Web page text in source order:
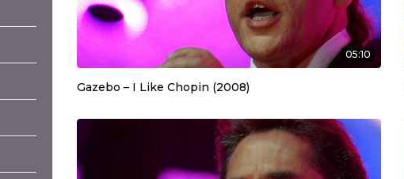
05:10
Gazebo – I Like Chopin (2008)